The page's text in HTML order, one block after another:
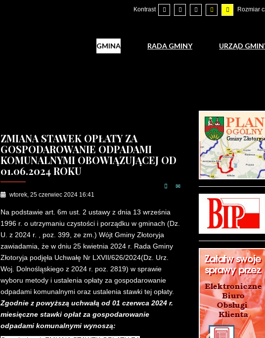
Kontrast Rozmiar
GMINA RADA GMINY URZĄD
ZMIANA STAWEK OPŁATY ZA
GOSPODAROWANIE ODPADAMI
KOMUNALNYMI OBOWIĄZUJĄCEJ OD
01.06.2024 ROKU
wtorek, 25 czerwiec 2024 16:41
Na podstawie art. 6m ust. 2 ustawy z dnia 13 września
1996 r. o utrzymaniu czystości i porządku w gminach (Dz.
U. z 2024 r. , poz. 399, ze zm.) Wójt Gminy Złotoryja
zawiadamia, że w dniu 25 kwietnia 2024 r. Rada Gminy
Złotoryja podjęła Uchwałę Nr LXVII/626/2024(Dz. Urz.
Woj. Dolnośląskiego z 2024 r. poz. 2819) w sprawie
wyboru metody i ustalenia opłaty za gospodarowanie
odpadami komunalnymi oraz ustalenia stawki tej opłaty.
Zgodnie z powyższą uchwałą od 01 czerwca 2024 r.
miesięczne stawki opłat za gospodarowanie
odpadami komunalnymi wynoszą: